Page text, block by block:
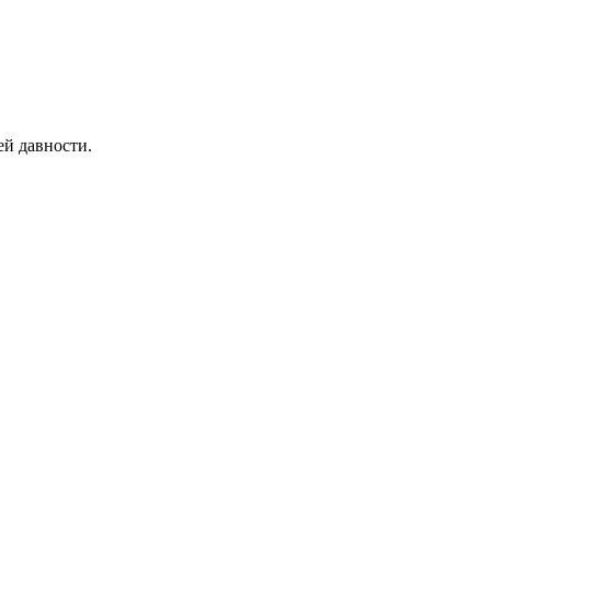
давности.